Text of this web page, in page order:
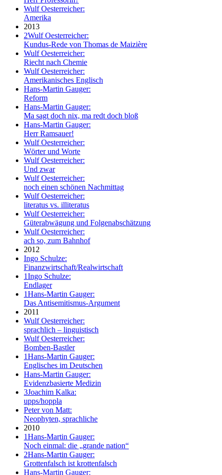
Wulf Oesterreicher:
Amerika
2013
2Wulf Oesterreicher:
Kundus-Rede von Thomas de Maizière
Wulf Oesterreicher:
Riecht nach Chemie
Wulf Oesterreicher:
Amerikanisches Englisch
Hans-Martin Gauger:
Reform
Hans-Martin Gauger:
Ma sagt doch nix, ma redt doch bloß
Hans-Martin Gauger:
Herr Ramsauer!
Wulf Oesterreicher:
Wörter und Worte
Wulf Oesterreicher:
Und zwar
Wulf Oesterreicher:
noch einen schönen Nachmittag
Wulf Oesterreicher:
literatus vs. illiteratus
Wulf Oesterreicher:
Güterabwägung und Folgenabschätzung
Wulf Oesterreicher:
ach so, zum Bahnhof
2012
Ingo Schulze:
Finanzwirtschaft/Realwirtschaft
1Ingo Schulze:
Endlager
1Hans-Martin Gauger:
Das Antisemitismus-Argument
2011
Wulf Oesterreicher:
sprachlich – linguistisch
Wulf Oesterreicher:
Bomben-Bastler
1Hans-Martin Gauger:
Englisches im Deutschen
Hans-Martin Gauger:
Evidenzbasierte Medizin
3Joachim Kalka:
upps/hoppla
Peter von Matt:
Neophyten, sprachliche
2010
1Hans-Martin Gauger:
Noch einmal: die „grande nation“
2Hans-Martin Gauger:
Grottenfalsch ist krottenfalsch
Hans-Martin Gauger: